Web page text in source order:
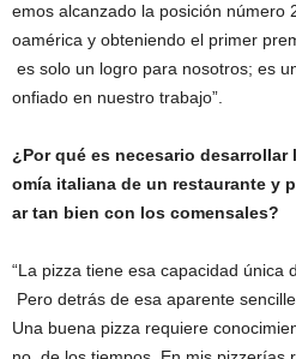
emos alcanzado la posición número
oamérica y obteniendo el primer
es solo un logro para nosotros; es
onfiado en nuestro trabajo”.
¿Por qué es necesario desarrollar
omía italiana de un restaurante y
ar tan bien con los comensales?
“La pizza tiene esa capacidad única
Pero detrás de esa aparente
Una buena pizza requiere